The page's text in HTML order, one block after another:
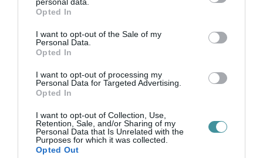
grant or deny consent to Google and its third-party tags to
use your data for below specified purposes in below Google
consent section.
Opted In
I want to opt-out of the Sale of my
Personal Data.
Opted In
I want to opt-out of processing my
Personal Data for Targeted Advertising.
Opted In
I want to opt-out of Collection, Use,
Retention, Sale, and/or Sharing of my
Personal Data that Is Unrelated with the
Purposes for which it was collected.
Opted Out
Legfrissebb híreink